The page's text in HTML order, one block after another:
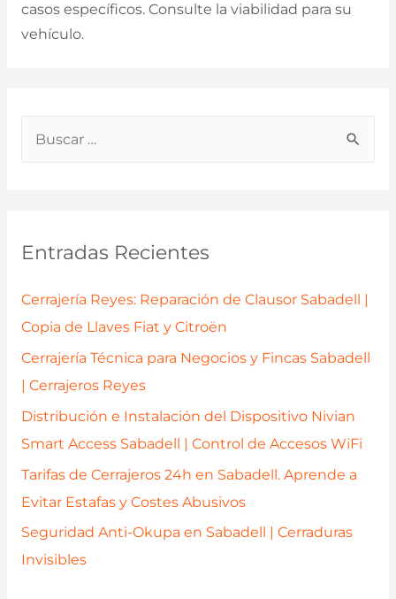
p
o
:
Entradas Recientes
Cerrajería Reyes: Reparación de Clausor Sabadell |
Copia de Llaves Fiat y Citroën
Cerrajería Técnica para Negocios y Fincas Sabadell
| Cerrajeros Reyes
Distribución e Instalación del Dispositivo Nivian
Smart Access Sabadell | Control de Accesos WiFi
Tarifas de Cerrajeros 24h en Sabadell. Aprende a
Evitar Estafas y Costes Abusivos
Seguridad Anti-Okupa en Sabadell | Cerraduras
Invisibles
casos específicos. Consulte la viabilidad para su
vehículo.